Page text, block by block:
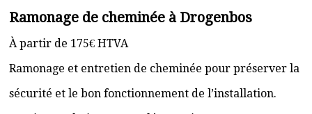
Ramonage de cheminée à Drogenbos
À partir de 175€ HTVA
Ramonage et entretien de cheminée pour préserver la
sécurité et le bon fonctionnement de l’installation.